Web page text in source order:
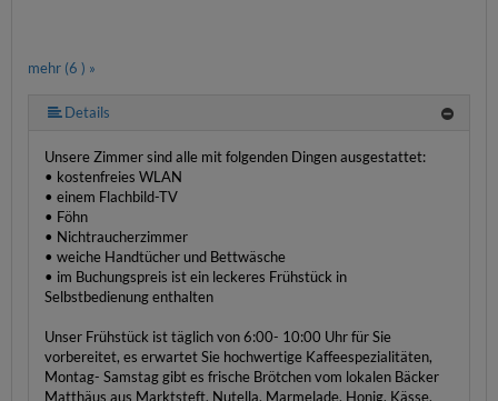
mehr (6 ) »
mehr (6 ) »
mehr (6 ) »
Details
Unsere Zimmer sind alle mit folgenden Dingen ausgestattet:
• kostenfreies WLAN
• einem Flachbild-TV
• Föhn
• Nichtraucherzimmer
• weiche Handtücher und Bettwäsche
• im Buchungspreis ist ein leckeres Frühstück in
Selbstbedienung enthalten
Unser Frühstück ist täglich von 6:00- 10:00 Uhr für Sie
vorbereitet, es erwartet Sie hochwertige Kaffeespezialitäten,
Montag- Samstag gibt es frische Brötchen vom lokalen Bäcker
Matthäus aus Marktsteft. Nutella, Marmelade, Honig, Kässe,